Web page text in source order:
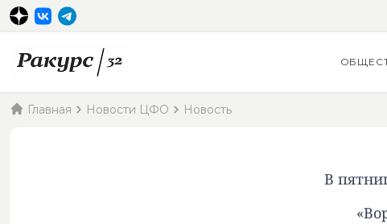
Главная Новости ЦФО Новость
В